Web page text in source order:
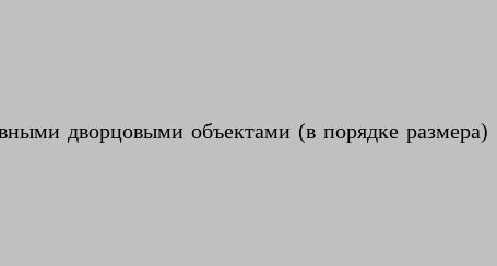
дворцовыми объектами (в порядке размера)